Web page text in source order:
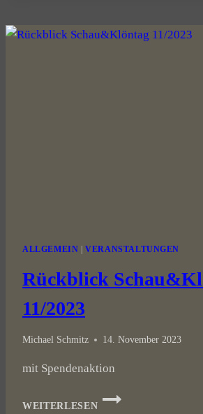
ALLGEMEIN |VERANSTALTUNGEN
Rückblick
11/2023
Michael Schmitz 14. November 2023
mit Spendenaktion
WEITERLESEN
RÜCKBLICK